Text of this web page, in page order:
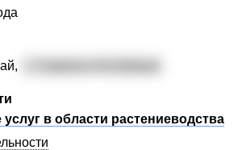
в области растениеводства